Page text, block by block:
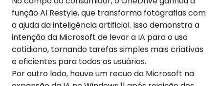
função AI Restyle, que transforma fotografias com
a ajuda da inteligência artificial. Isso demonstra a
intenção da Microsoft de levar a IA para o uso
cotidiano, tornando tarefas simples mais criativas
e eficientes para todos os usuários.
Por outro lado, houve um recuo da Microsoft na